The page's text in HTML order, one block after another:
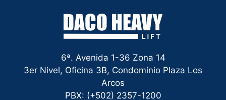
6ª. Avenida 1-36 Zona 14
3er Nivel, Oficina 3B, Condominio Plaza Los
Arcos
PBX: (+502) 2357-1200